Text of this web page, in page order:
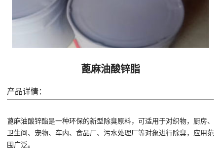
蓖麻油酸锌脂
产品详情：
蓖麻油酸锌酯是一种环保的新型除臭原料，可适用于对织物，厨房、
卫生间、宠物、车内、食品厂、污水处理厂等对象进行除臭，应用范
围广泛。